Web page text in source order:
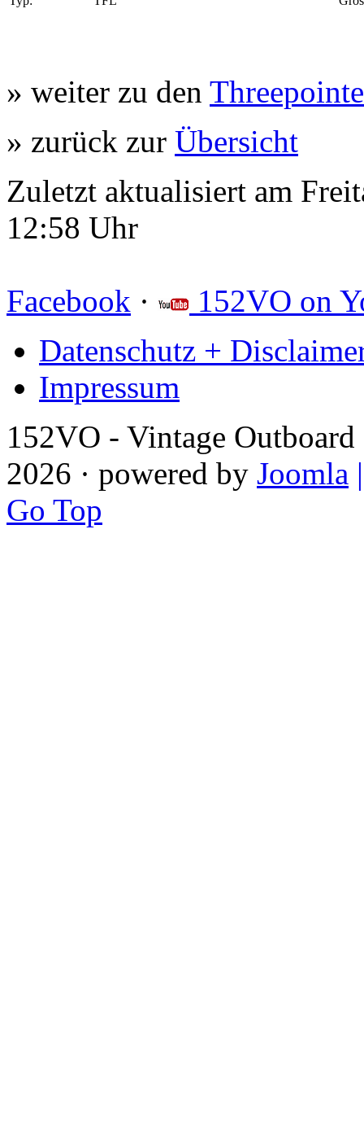
» weiter zu den
» zurück zur Übersicht
Zuletzt aktualisiert am
12:58 Uhr
Facebook ·
152VO on
Datenschutz +
Impressum
152VO - Vintage
2026 · powered by Joomla
Go Top